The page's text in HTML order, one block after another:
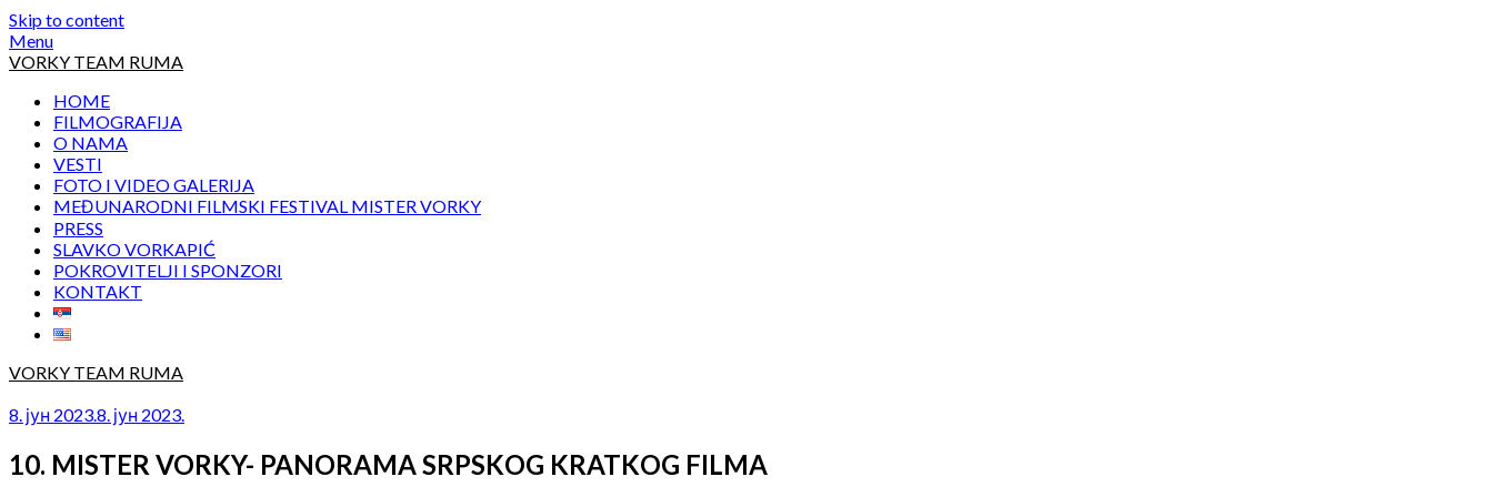
Skip to content
Menu
VORKY TEAM RUMA
HOME
FILMOGRAFIJA
O NAMA
VESTI
FOTO I VIDEO GALERIJA
MEĐUNARODNI FILMSKI FESTIVAL MISTER VORKY
PRESS
SLAVKO VORKAPIĆ
POKROVITELJI I SPONZORI
KONTAKT
VORKY TEAM RUMA
8. јун 2023.8. јун 2023.
10. MISTER VORKY- PANORAMA SRPSKOG KRATKOG FILMA